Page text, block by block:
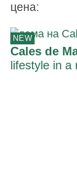
ценa:
NEW
Cales de
lifestyle in a